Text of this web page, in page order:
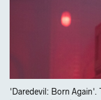
'Daredevil: Born Again'.